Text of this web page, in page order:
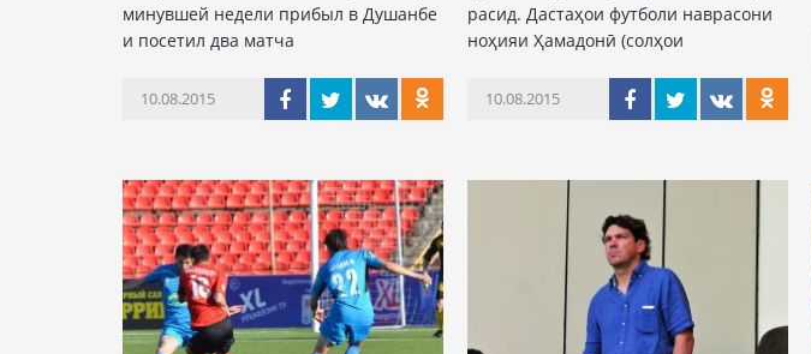
минувшей недели прибыл в Душанбе
и посетил два матча
10.08.2015
расид. Дастаҳои футболи наврасони
ноҳияи Ҳамадонӣ (солҳои
10.08.2015